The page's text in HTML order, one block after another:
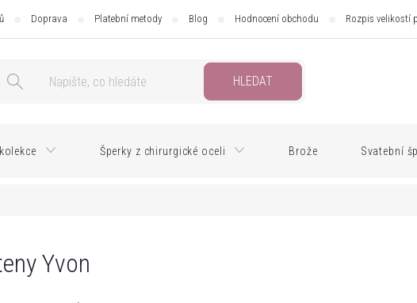
Doprava Platební metody Blog Hodnocení obchodu Rozpis velikostí
HLEDAT
Šperky z chirurgické oceli Brože Svatební
Yvon